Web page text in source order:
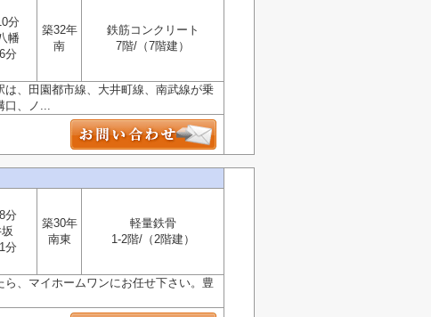
分
幡
分
築32年
南
鉄筋コンクリート
7階/（7階建）
、田園都市線、大井町線、南武線が乗
口、ノ...
分
分
築30年
南東
軽量鉄骨
1-2階/（2階建）
、マイホームワンにお任せ下さい。豊